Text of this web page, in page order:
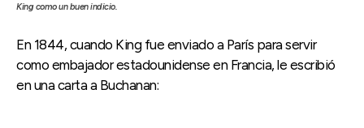
King como un buen indicio.
En 1844, cuando King fue enviado a París para servir
como embajador estadounidense en Francia, le escribió
en una carta a Buchanan: